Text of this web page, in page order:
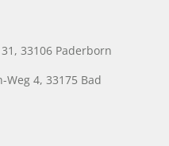
33106 Paderborn
Weg 4, 33175 Bad